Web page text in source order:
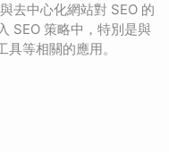
去中心化網站對 SEO 的
SEO 策略中，特別是與
等相關的應用。